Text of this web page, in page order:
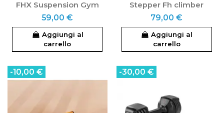
FHX Suspension Gym
59,00 €
Aggiungi al
carrello
Stepper Fh climber
79,00 €
Aggiungi al
carrello
-10,00 € -30,00 €